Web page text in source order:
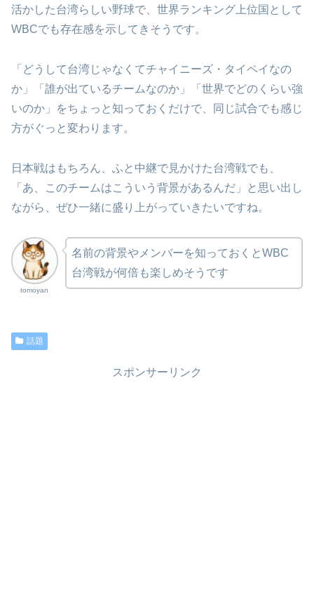
活かした台湾らしい野球で、世界ランキング上位国として
WBCでも存在感を示してきそうです。
「どうして台湾じゃなくてチャイニーズ・タイペイなの
か」「誰が出ているチームなのか」「世界でどのくらい強
いのか」をちょっと知っておくだけで、同じ試合でも感じ
方がぐっと変わります。
日本戦はもちろん、ふと中継で見かけた台湾戦でも、
「あ、このチームはこういう背景があるんだ」と思い出し
ながら、ぜひ一緒に盛り上がっていきたいですね。
tomoyan
名前の背景やメンバーを知っておくとWBC
台湾戦が何倍も楽しめそうです
話題
スポンサーリンク